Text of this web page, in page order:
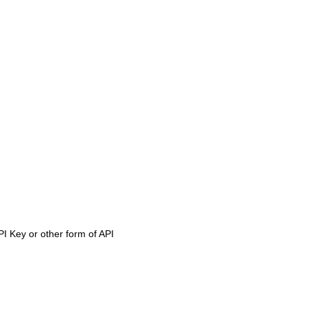
Key or other form of API